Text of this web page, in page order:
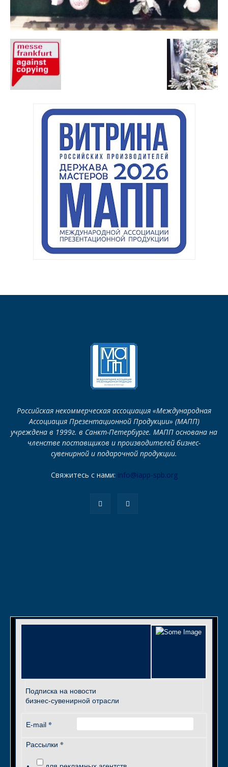
Российская некоммерческая ассоциация «Международная
Ассоциация Презентационной Продукции» (МАПП)
учреждена в 1999г. в Санкт-Петербурге. МАПП основана на
членстве поставщиков и производителей бизнес-
сувенирной и подарочной продукции.
Свяжитесь с нами: info@iapp-spb.org
Подписка на новости
бизнес-сувенирной отрасли
E-mail *
Рассылки *